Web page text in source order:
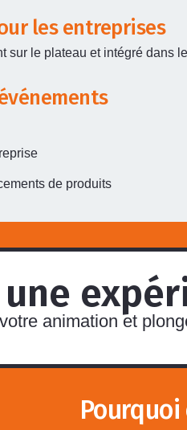
les entreprises
sur le plateau et intégré dans
de produits
animation et